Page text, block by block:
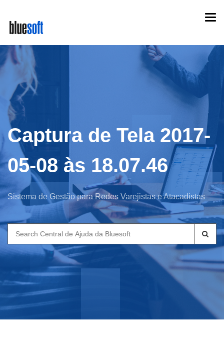
main
content
Captura de Tela 2017-
05-08 às 18.07.46
Sistema de Gestão para Redes Varejistas e Atacadistas
Search
for: